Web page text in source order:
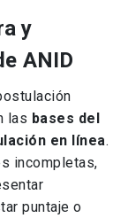
y
ANID
las bases del
en línea.
incompletas,
puntaje o